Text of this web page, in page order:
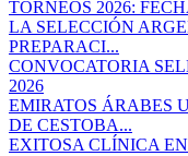
TORNEOS 2026:
LA SELECCIÓN
PREPARACI...
CONVOCATORIA
2026
EMIRATOS ÁRABES
DE CESTOBA...
EXITOSA CLÍNICA